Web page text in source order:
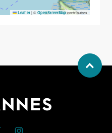
Leaflet |© OpenStreetMapcontributors